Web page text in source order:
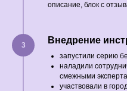
описание, блок с
Внедрение
запустили серию
наладили
смежными
участвовали в